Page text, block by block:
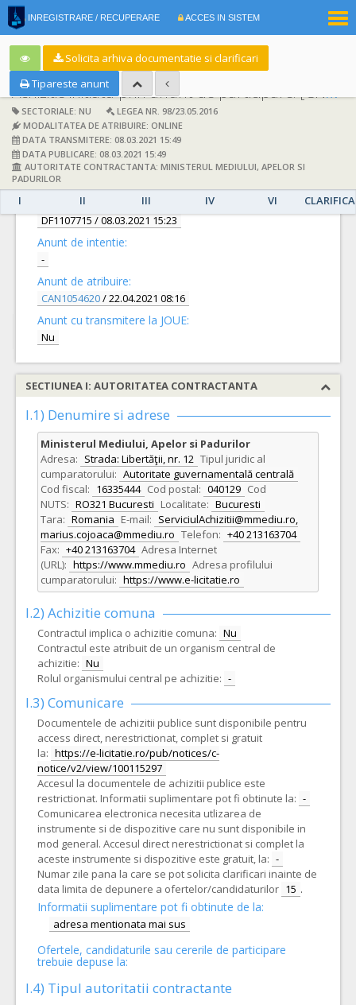
INREGISTRARE / RECUPERARE ACCES IN SISTEM
Solicita arhiva documentatie si clarificari
Tipareste anunt
Achizitie initiata prin anunt de participare:[CN1029087] -
SECTORIALE: NU
LEGEA NR. 98/23.05.2016
MODALITATEA DE ATRIBUIRE: ONLINE
DATA TRANSMITERE: 08.03.2021 15:49
DATA PUBLICARE: 08.03.2021 15:49
AUTORITATE CONTRACTANTA: MINISTERUL MEDIULUI, APELOR SI
PADURILOR
I II III IV VI
DETALII
Documentatie de atribuire:
DF1107715 / 08.03.2021 15:23
Anunt de intentie:
-
Anunt de atribuire:
CAN1054620/ 22.04.2021 08:16
Anunt cu transmitere la JOUE:
Nu
SECTIUNEA I: AUTORITATEA CONTRACTANTA
I.1) Denumire si adrese
Ministerul Mediului, Apelor si Padurilor
Adresa: Strada: Libertăţii, nr. 12 Tipul juridic al
cumparatorului: Autoritate guvernamentală centrală
Cod fiscal: 16335444 Cod postal: 040129 Cod
NUTS: RO321 Bucuresti Localitate: Bucuresti
Tara: Romania E-mail: ServiciulAchizitii@mmediu.ro,
marius.cojoaca@mmediu.ro Telefon: +40 213163704
Fax: +40 213163704 Adresa Internet
(URL): https://www.mmediu.ro Adresa profilului
cumparatorului: https://www.e-licitatie.ro
I.2) Achizitie comuna
Contractul implica o achizitie comuna: Nu
Contractul este atribuit de un organism central de
achizitie: Nu
Rolul organismului central pe achizitie: -
I.3) Comunicare
Documentele de achizitii publice sunt disponibile pentru
access direct, nerestrictionat, complet si gratuit
la: https://e-licitatie.ro/pub/notices/c-
notice/v2/view/100115297
Accesul la documentele de achizitii publice este
restrictionat. Informatii suplimentare pot fi obtinute la: -
Comunicarea electronica necesita utlizarea de
instrumente si de dispozitive care nu sunt disponibile in
mod general. Accesul direct nerestrictionat si complet la
aceste instrumente si dispozitive este gratuit, la: -
Numar zile pana la care se pot solicita clarificari inainte de
data limita de depunere a ofertelor/candidaturilor 15 .
Informatii suplimentare pot fi obtinute de la:
adresa mentionata mai sus
Ofertele, candidaturile sau cererile de participare
trebuie depuse la:
I.4) Tipul autoritatii contractante